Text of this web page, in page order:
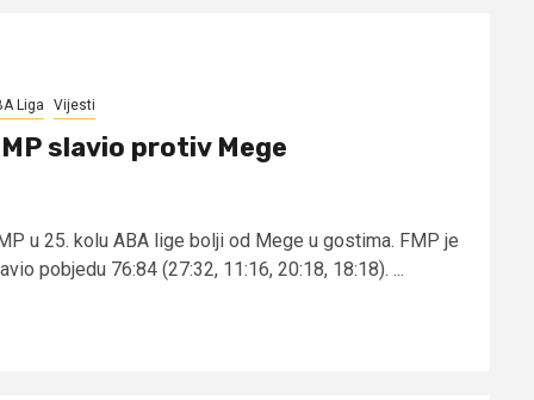
Liga Vijesti
slavio protiv Mege
u 25. kolu ABA lige bolji od Mege u gostima. FMP je
pobjedu 76:84 (27:32, 11:16, 20:18, 18:18). ...